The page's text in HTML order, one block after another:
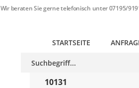
Wir beraten Sie gerne telefonisch unter07195/
STARTSEITE
10131